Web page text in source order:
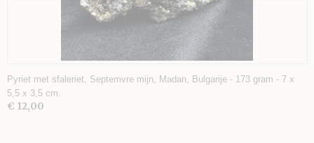
Pyriet met sfaleriet, Septemvre mijn, Madan, Bulgarije - 173 gram - 7 x
5,5 x 3,5 cm.
€ 12,00